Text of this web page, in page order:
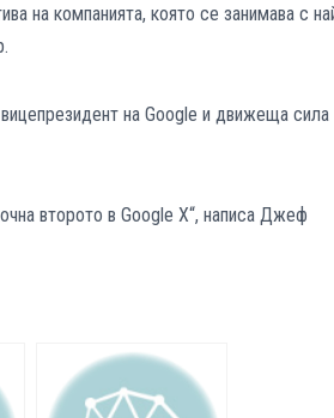
на компанията, която се занимава с
на Google и движеща сила
второто в Google X“, написа Джеф